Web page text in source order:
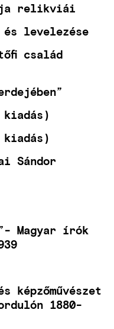
relikviái
levelezése
család
Sándor
Magyar írók
képzőművészet
1880-